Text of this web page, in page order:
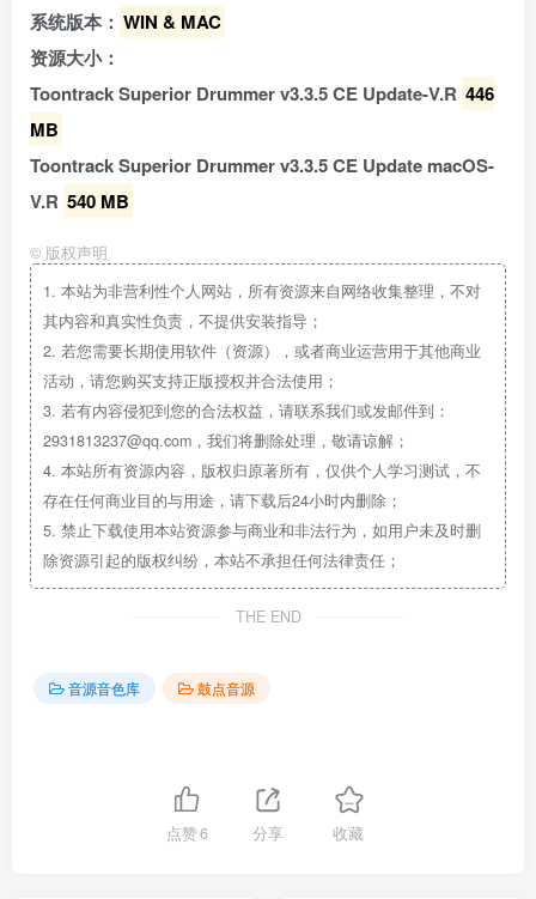
系统版本： WIN & MAC
资源大小：
Toontrack Superior Drummer v3.3.5 CE Update-V.R 446
MB
Toontrack Superior Drummer v3.3.5 CE Update macOS-
V.R 540 MB
© 版权声明
1. 本站为非营利性个人网站，所有资源来自网络收集整理，不对
其内容和真实性负责，不提供安装指导；
2. 若您需要长期使用软件（资源），或者商业运营用于其他商业
活动，请您购买支持正版授权并合法使用；
3. 若有内容侵犯到您的合法权益，请联系我们或发邮件到：
2931813237@qq.com，我们将删除处理，敬请谅解；
4. 本站所有资源内容，版权归原著所有，仅供个人学习测试，不
存在任何商业目的与用途，请下载后24小时内删除；
5. 禁止下载使用本站资源参与商业和非法行为，如用户未及时删
除资源引起的版权纠纷，本站不承担任何法律责任；
THE END
音源音色库 鼓点音源
点赞6 分享 收藏